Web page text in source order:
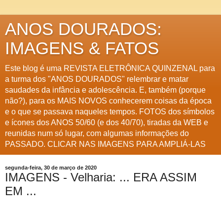
ANOS DOURADOS:
IMAGENS & FATOS
Este blog é uma REVISTA ELETRÔNICA QUINZENAL para
a turma dos "ANOS DOURADOS" relembrar e matar
saudades da infância e adolescência. E, também (porque
não?), para os MAIS NOVOS conhecerem coisas da época
e o que se passava naqueles tempos. FOTOS dos símbolos
e ícones dos ANOS 50/60 (e dos 40/70), tiradas da WEB e
reunidas num só lugar, com algumas informações do
PASSADO. CLICAR NAS IMAGENS PARA AMPLIÁ-LAS
segunda-feira, 30 de março de 2020
IMAGENS - Velharia: ... ERA ASSIM
EM ...